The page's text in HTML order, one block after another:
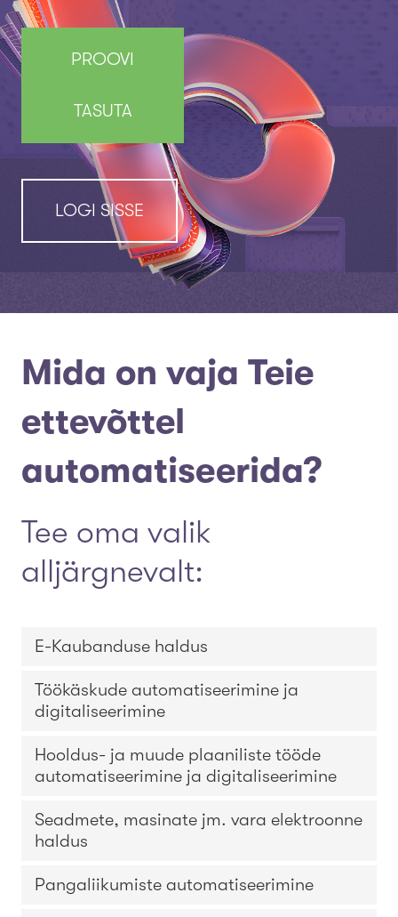
PROOVI
TASUTA
LOGI SISSE
Mida on vaja Teie
ettevõttel
automatiseerida?
Tee oma valik
alljärgnevalt:
E-Kaubanduse haldus
Töökäskude automatiseerimine ja
digitaliseerimine
Hooldus- ja muude plaaniliste tööde
automatiseerimine ja digitaliseerimine
Seadmete, masinate jm. vara elektroonne
haldus
Pangaliikumiste automatiseerimine